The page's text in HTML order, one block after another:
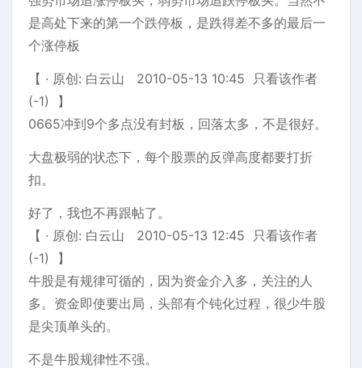
是高处下来的第一个跌停板，是跌得差不多的最后一
个涨停板
【 · 原创: 白云山 2010-05-13 10:45 只看该作者
(-1) 】
0665冲到9个多点没有封板，回落太多，不是很好。
大盘极弱的状态下，每个股票的反弹高度都要打折
扣。
好了，我也不再跟帖了。
【 · 原创: 白云山 2010-05-13 12:45 只看该作者
(-1) 】
牛股是有规律可循的，因为资金介入多，关注的人
多。资金即使要出局，头部有个钝化过程，很少牛股
是尖顶单头的。
不是牛股规律性不强。